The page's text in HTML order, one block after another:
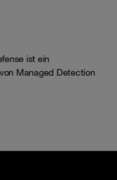
ist ein
Managed Detection